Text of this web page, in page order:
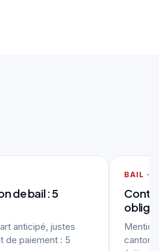
de bail : 5
anticipé, justes
de paiement : 5
BAIL ·